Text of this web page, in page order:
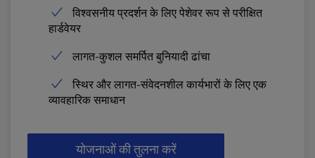
विश्वसनीय प्रदर्शन के लिए पेशेवर रूप से परीक्षित
हार्डवेयर
लागत-कुशल समर्पित बुनियादी ढांचा
स्थिर और लागत-संवेदनशील कार्यभारों के लिए एक
व्यावहारिक समाधान
योजनाओं की तुलना करें